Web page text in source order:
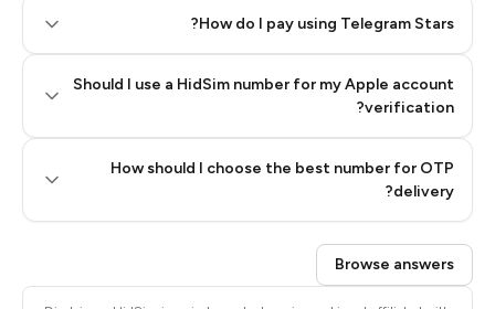
How do I pay using Telegram Stars?
Step 3: Pay our bot with Stars
Should I use a HidSim number for my Apple account
verification?
How should I choose the best number for OTP
delivery?
Quality High To Low
Price High To
Browse answers